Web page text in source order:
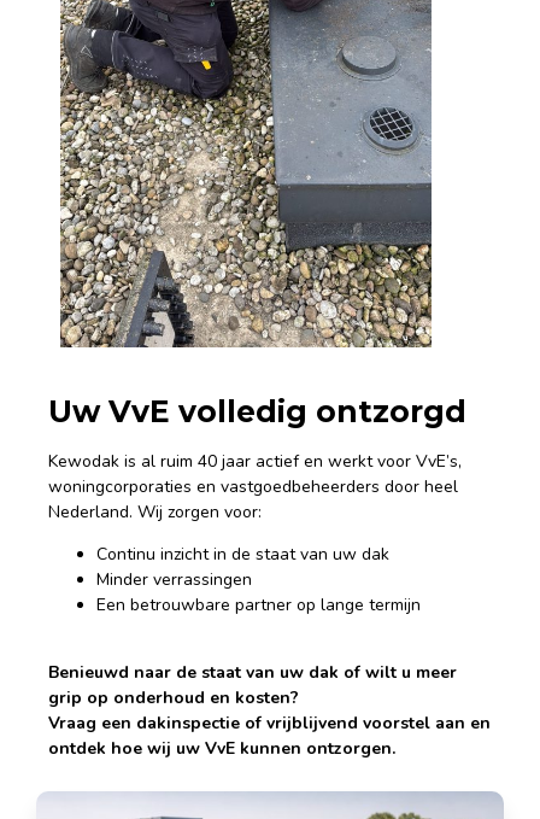
Uw VvE volledig ontzorgd
Kewodak is al ruim 40 jaar actief en werkt voor VvE’s,
woningcorporaties en vastgoedbeheerders door heel
Nederland. Wij zorgen voor:
Continu inzicht in de staat van uw dak
Minder verrassingen
Een betrouwbare partner op lange termijn
Benieuwd naar de staat van uw dak of wilt u meer
grip op onderhoud en kosten?
Vraag een dakinspectie of vrijblijvend voorstel aan en
ontdek hoe wij uw VvE kunnen ontzorgen.